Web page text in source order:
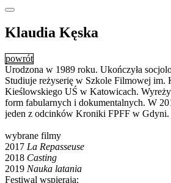
Klaudia Kęska
powrót
Urodzona w 1989 roku. Ukończyła
Studiuje reżyserię w Szkole Filmowej im.
Kieślowskiego UŚ w Katowicach.
form fabularnych i dokumentalnych. W
jeden z odcinków Kroniki FPFF w Gdyni.
wybrane filmy
2017 La Repasseuse
2018 Casting
2019 Nauka latania
Festiwal wspierają: